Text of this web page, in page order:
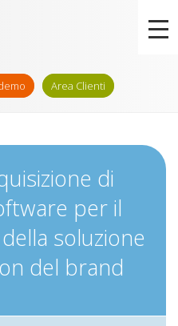
Area Clienti
di
per il
soluzione
del brand